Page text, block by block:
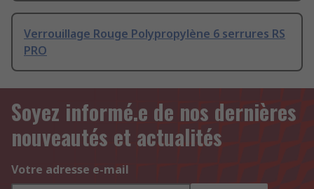
Verrouillage Rouge Polypropylène 6 serrures RS
PRO
Soyez informé.e de nos dernières
nouveautés et actualités
Votre adresse e-mail